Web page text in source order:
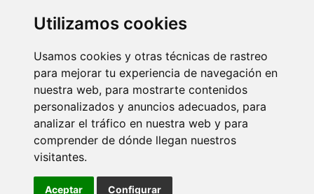
Utilizamos cookies
Usamos cookies y otras técnicas de rastreo
para mejorar tu experiencia de navegación en
nuestra web, para mostrarte contenidos
personalizados y anuncios adecuados, para
analizar el tráfico en nuestra web y para
comprender de dónde llegan nuestros
visitantes.
Aceptar Configurar
AVISO LEGAL POLITICA DE COOKIES
POLITICA DE PRIVACIDAD
PUBLICIDAD EN LA REVISTA QUÉ LEER
SORTEO-PREESTRENOS
SUSCRIPCIONES
Connecor Revistas